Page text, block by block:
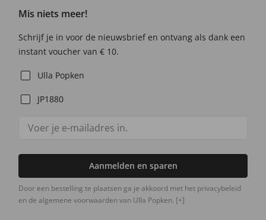
Mis niets meer!
Schrijf je in voor de nieuwsbrief en ontvang als dank een
instant voucher van € 10.
Ulla Popken
JP1880
Aanmelden en sparen
Door een bestelling te plaatsen ga je akkoord met het privacybeleid
en de algemene voorwaarden van Ulla Popken. [+]